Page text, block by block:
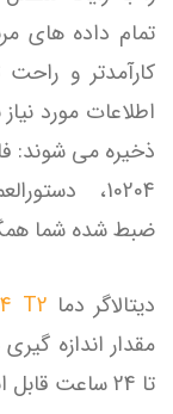
تمام داده های
کارآمدتر و راحت
اطلاعات مورد
ضبط شده شما
دیتالاگر دما T2
تا 24 ساعت قابل انتخاب است.